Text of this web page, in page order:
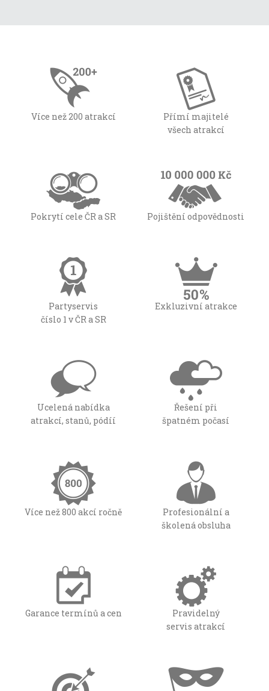
Více než 200 atrakcí
Přímí majitelé
všech atrakcí
Pokrytí cele ČR a SR Pojištění odpovědnosti
Partyservis
číslo 1 v ČR a SR
Exkluzivní atrakce
Ucelená nabídka
atrakcí, stanů, pódíí
Řešení při
špatném počasí
Více než 800 akcí ročně
Profesionální a
školená obsluha
Garance termínů a cen
Pravidelný
servis atrakcí